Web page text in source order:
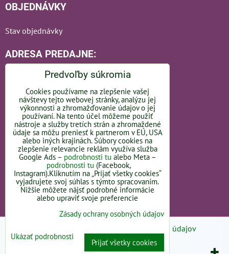
OBJEDNÁVKY
Stav objednávky
ADRESA PREDAJNE:
Bratislavská 110
92101 Piešťany
Slovakia
OTVÁRACIE HODINY -LINK
Zásady ochrany osobných údajov
Predvoľby súkromia
Cookies používame na zlepšenie vašej
návštevy tejto webovej stránky, analýzu jej
výkonnosti a zhromažďovanie údajov o jej
používaní. Na tento účel môžeme použiť
nástroje a služby tretích strán a zhromaždené
údaje sa môžu preniesť k partnerom v EÚ, USA
alebo iných krajinách. Súbory cookies na
zlepšenie relevancie reklám využíva služba
Google Ads – podrobnosti tu alebo Meta –
podrobnosti tu (Facebook,
Instagram).Kliknutím na „Prijať všetky cookies“
vyjadrujete svoj súhlas s týmto spracovaním.
Nižšie môžete nájsť podrobné informácie
alebo upraviť svoje preferencie
Zásady ochrany osobných údajov
Ukázať podrobnosti
Prijať všetky cookies